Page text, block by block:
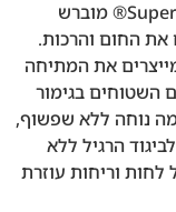
החולצה מיוצרת מחוט Supersoft HeatWeaver® מוברש
את החום והרכות.
את המתיחה
בגימור
נוחה ללא שפשוף,
הרגיל ללא
לחות וריחות עוזרת